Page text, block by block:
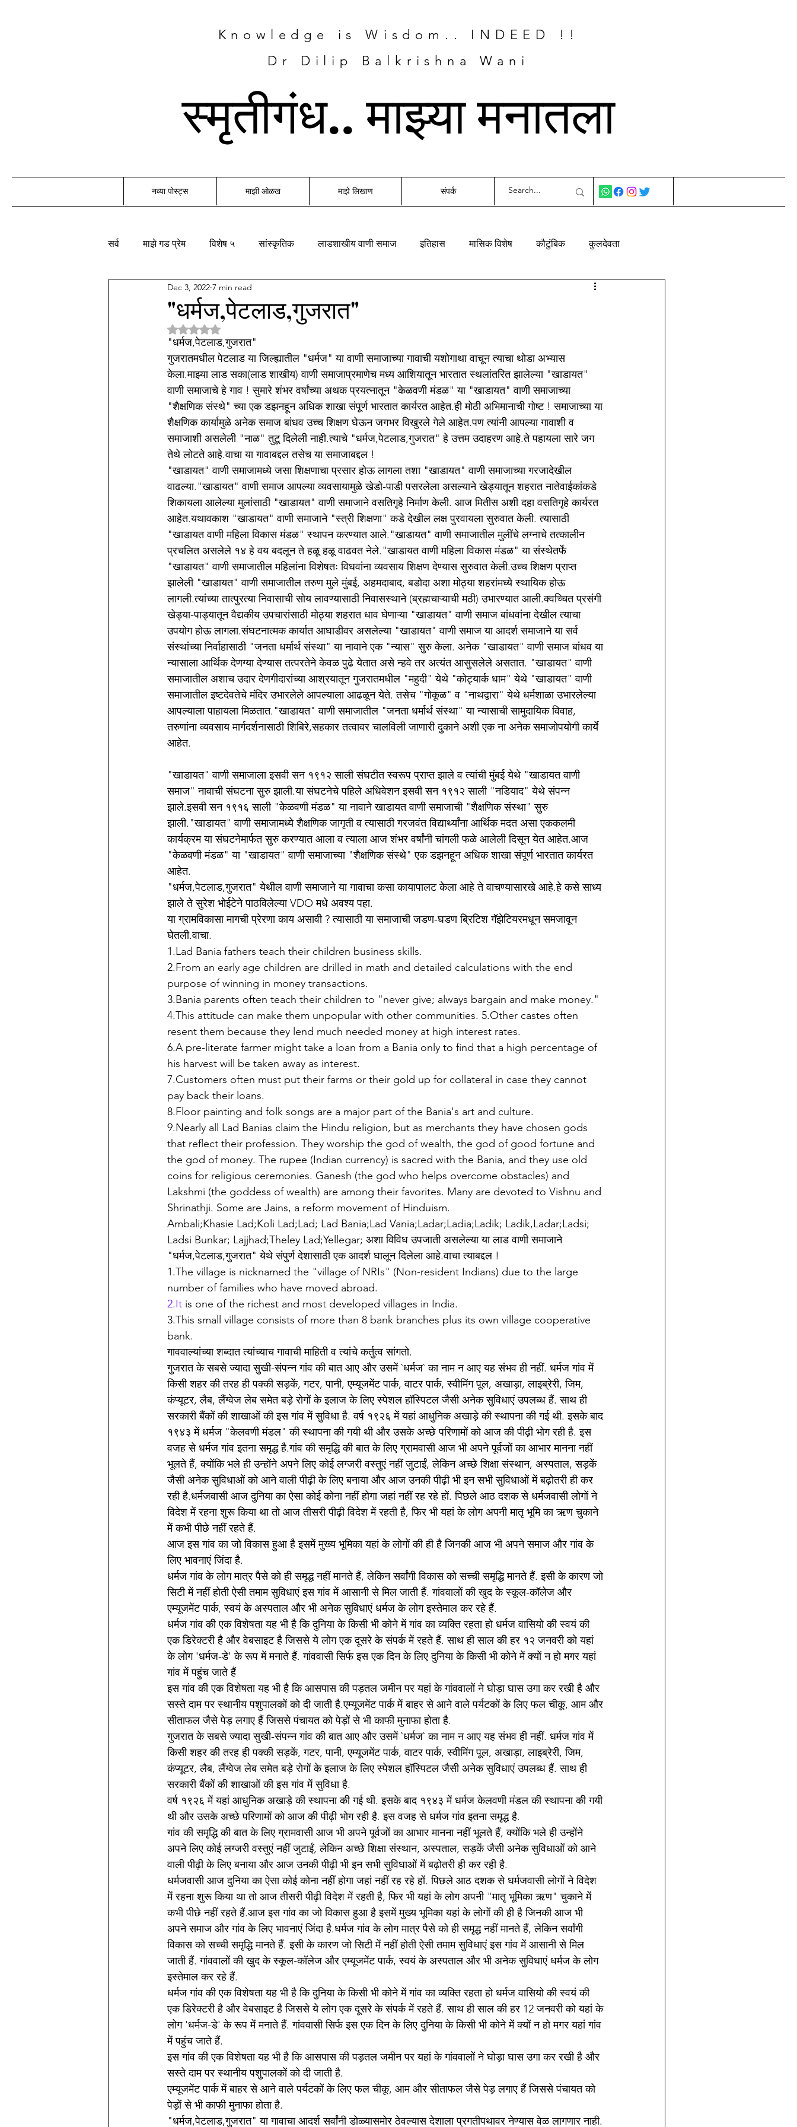
Knowledge is Wisdom.. INDEED !!
Dr Dilip Balkrishna Wani
स्मृतीगंध.. माझ्या मनातला
नव्या पोस्ट्स माझी ओळख माझे लिखाण संपर्क
सर्व माझे गड प्रेम विशेष ५ सांस्कृतिक लाडशाखीय वाणी समाज इतिहास मासिक विशेष कौटुंबिक कुलदेवता
अन्य वाणी समाज
पॅथाॅलाॅजी प्रॅक्टिस संगीत
"धर्मज,पेटलाड,गुजरात"
Dec 3, 2022 7 min read
Rated NaN out of 5 stars.
"धर्मज,पेटलाड,गुजरात"
गुजरातमधील पेटलाड या जिल्ह्यातील "धर्मज" या वाणी समाजाच्या गावाची यशोगाथा वाचून त्याचा थोडा अभ्यास
केला.माझ्या लाड सका(लाड शाखीय) वाणी समाजाप्रमाणेच मध्य आशियातून भारतात स्थलांतरित झालेल्या "खाडायत"
वाणी समाजाचे हे गाव ! सुमारे शंभर वर्षांच्या अथक प्रयत्नातून "केळवणी मंडळ" या "खाडायत" वाणी समाजाच्या
"शैक्षणिक संस्थे" च्या एक डझनहून अधिक शाखा संपूर्ण भारतात कार्यरत आहेत.ही मोठी अभिमानाची गोष्ट ! समाजाच्या या
शैक्षणिक कार्यामुळे अनेक समाज बांधव उच्च शिक्षण घेऊन जगभर विखुरले गेले आहेत.पण त्यांनी आपल्या गावाशी व
समाजाशी असलेली "नाळ" तुटू दिलेली नाही.त्याचे "धर्मज,पेटलाड,गुजरात" हे उत्तम उदाहरण आहे.ते पहायला सारे जग
तेथे लोटते आहे.वाचा या गावाबद्दल तसेच या समाजाबद्दल !
"खाडायत" वाणी समाजामध्ये जसा शिक्षणाचा प्रसार होऊ लागला तशा "खाडायत" वाणी समाजाच्या गरजादेखील
वाढल्या."खाडायत" वाणी समाज आपल्या व्यवसायामुळे खेडो-पाडी पसरलेला असल्याने खेड्यातून शहरात नातेवाईकांकडे
शिकायला आलेल्या मुलांसाठी "खाडायत" वाणी समाजाने वसतिगृहे निर्माण केली. आज मितीस अशी दहा वसतिगृहे कार्यरत
आहेत.यथावकाश "खाडायत" वाणी समाजाने "स्त्री शिक्षणा" कडे देखील लक्ष पुरवायला सुरुवात केली. त्यासाठी
"खाडायत वाणी महिला विकास मंडळ" स्थापन करण्यात आले."खाडायत" वाणी समाजातील मुलींचे लग्नाचे तत्कालीन
प्रचलित असलेले १४ हे वय बदलून ते हळू हळू वाढवत नेले."खाडायत वाणी महिला विकास मंडळ" या संस्थेतर्फे
"खाडायत" वाणी समाजातील महिलांना विशेषतः विधवांना व्यवसाय शिक्षण देण्यास सुरुवात केली.उच्च शिक्षण प्राप्त
झालेली "खाडायत" वाणी समाजातील तरुण मुले मुंबई, अहमदाबाद, बडोदा अशा मोठ्या शहरांमध्ये स्थायिक होऊ
लागली.त्यांच्या तात्पुरत्या निवासाची सोय लावण्यासाठी निवासस्थाने (ब्रह्मचाऱ्याची मठी) उभारण्यात आली.क्वच्चित प्रसंगी
खेड्या-पाड्यातून वैद्यकीय उपचारांसाठी मोठ्या शहरात धाव घेणाऱ्या "खाडायत" वाणी समाज बांधवांना देखील त्याचा
उपयोग होऊ लागला.संघटनात्मक कार्यात आघाडीवर असलेल्या "खाडायत" वाणी समाज या आदर्श समाजाने या सर्व
संस्थांच्या निर्वाहासाठी "जनता धर्मार्थ संस्था" या नावाने एक "न्यास" सुरु केला. अनेक "खाडायत" वाणी समाज बांधव या
न्यासाला आर्थिक देणग्या देण्यास तत्परतेने केवळ पुढे येतात असे न्हवे तर अत्यंत आसुसलेले असतात. "खाडायत" वाणी
समाजातील अशाच उदार देणगीदारांच्या आश्रयातून गुजरातमधील "महुदी" येथे "कोट्यार्क धाम" येथे "खाडायत" वाणी
समाजातील इष्टदेवतेचे मंदिर उभारलेले आपल्याला आढळून येते. तसेच "गोकूळ" व "नाथद्वारा" येथे धर्मशाळा उभारलेल्या
आपल्याला पाहायला मिळतात."खाडायत" वाणी समाजातील "जनता धर्मार्थ संस्था" या न्यासाची सामुदायिक विवाह,
तरुणांना व्यवसाय मार्गदर्शनासाठी शिबिरे,सहकार तत्वावर चालविली जाणारी दुकाने अशी एक ना अनेक समाजोपयोगी कार्ये
आहेत.
"खाडायत" वाणी समाजाला इसवी सन १९१२ साली संघटीत स्वरूप प्राप्त झाले व त्यांची मुंबई येथे "खाडायत वाणी
समाज" नावाची संघटना सुरु झाली.या संघटनेचे पहिले अधिवेशन इसवी सन १९१२ साली "नडियाद" येथे संपन्न
झाले.इसवी सन १९१६ साली "केळवणी मंडळ" या नावाने खाडायत वाणी समाजाची "शैक्षणिक संस्था" सुरु
झाली."खाडायत" वाणी समाजामध्ये शैक्षणिक जागृती व त्यासाठी गरजवंत विद्यार्थ्यांना आर्थिक मदत असा एककलमी
कार्यक्रम या संघटनेमार्फत सुरु करण्यात आला व त्याला आज शंभर वर्षांनी चांगली फळे आलेली दिसून येत आहेत.आज
"केळवणी मंडळ" या "खाडायत" वाणी समाजाच्या "शैक्षणिक संस्थे" एक डझनहून अधिक शाखा संपूर्ण भारतात कार्यरत
आहेत.
"धर्मज,पेटलाड,गुजरात" येथील वाणी समाजाने या गावाचा कसा कायापालट केला आहे ते वाचण्यासारखे आहे.हे कसे साध्य
झाले ते सुरेश भोईटेने पाठविलेल्या VDO मधे अवश्य पहा.
या ग्रामविकासा मागची प्रेरणा काय असावी ? त्यासाठी या समाजाची जडण-घडण ब्रिटिश गॅझेटियरमधून समजावून
घेतली.वाचा.
1.Lad Bania fathers teach their children business skills.
2.From an early age children are drilled in math and detailed calculations with the end
purpose of winning in money transactions.
3.Bania parents often teach their children to "never give; always bargain and make money."
4.This attitude can make them unpopular with other communities. 5.Other castes often
resent them because they lend much needed money at high interest rates.
6.A pre-literate farmer might take a loan from a Bania only to find that a high percentage of
his harvest will be taken away as interest.
7.Customers often must put their farms or their gold up for collateral in case they cannot
pay back their loans.
8.Floor painting and folk songs are a major part of the Bania's art and culture.
9.Nearly all Lad Banias claim the Hindu religion, but as merchants they have chosen gods
that reflect their profession. They worship the god of wealth, the god of good fortune and
the god of money. The rupee (Indian currency) is sacred with the Bania, and they use old
coins for religious ceremonies. Ganesh (the god who helps overcome obstacles) and
Lakshmi (the goddess of wealth) are among their favorites. Many are devoted to Vishnu and
Shrinathji. Some are Jains, a reform movement of Hinduism.
Ambali;Khasie Lad;Koli Lad;Lad; Lad Bania;Lad Vania;Ladar;Ladia;Ladik; Ladik,Ladar;Ladsi;
Ladsi Bunkar; Lajjhad;Theley Lad;Yellegar; अशा विविध उपजाती असलेल्या या लाड वाणी समाजाने
"धर्मज,पेटलाड,गुजरात" येथे संपुर्ण देशासाठी एक आदर्श घालून दिलेला आहे.वाचा त्याबद्दल !
1.The village is nicknamed the "village of NRIs" (Non-resident Indians) due to the large
number of families who have moved abroad.
2.It is one of the richest and most developed villages in India.
3.This small village consists of more than 8 bank branches plus its own village cooperative
bank.
गाववाल्यांच्या शब्दात त्यांच्याच गावाची माहिती व त्यांचे कर्तुत्व सांगतो.
गुजरात के सबसे ज्यादा सुखी-संपन्न गांव की बात आए और उसमें `धर्मज` का नाम न आए यह संभव ही नहीं. धर्मज गांव में
किसी शहर की तरह ही पक्की सड़कें, गटर, पानी, एम्यूजमेंट पार्क, वाटर पार्क, स्वीमिंग पूल, अखाड़ा, लाइब्रेरी, जिम,
कंप्यूटर, लैब, लैंग्वेज लेब समेत बड़े रोगों के इलाज के लिए स्पेशल हॉस्पिटल जैसी अनेक सुविधाएं उपलब्ध हैं. साथ ही
सरकारी बैंकों की शाखाओं की इस गांव में सुविधा है. वर्ष १९२६ में यहां आधुनिक अखाड़े की स्थापना की गई थी. इसके बाद
१९४३ में धर्मज "केलवणी मंडल" की स्थापना की गयी थी और उसके अच्छे परिणामों को आज की पीढ़ी भोग रही है. इस
वजह से धर्मज गांव इतना समृद्ध है.गांव की समृद्धि की बात के लिए ग्रामवासी आज भी अपने पूर्वजों का आभार मानना नहीं
भूलते हैं, क्योंकि भले ही उन्होंने अपने लिए कोई लग्जरी वस्तुएं नहीं जुटाईं, लेकिन अच्छे शिक्षा संस्थान, अस्पताल, सड़कें
जैसी अनेक सुविधाओं को आने वाली पीढ़ी के लिए बनाया और आज उनकी पीढ़ी भी इन सभी सुविधाओं में बढ़ोतरी ही कर
रही है.धर्मजवासी आज दुनिया का ऐसा कोई कोना नहीं होगा जहां नहीं रह रहे हों. पिछले आठ दशक से धर्मजवासी लोगों ने
विदेश में रहना शुरू किया था तो आज तीसरी पीढ़ी विदेश में रहती है, फिर भी यहां के लोग अपनी मातृ भूमि का ऋण चुकाने
में कभी पीछे नहीं रहते हैं.
आज इस गांव का जो विकास हुआ है इसमें मुख्य भूमिका यहां के लोगों की ही है जिनकी आज भी अपने समाज और गांव के
लिए भावनाएं जिंदा है.
धर्मज गांव के लोग मात्र पैसे को ही समृद्ध नहीं मानते हैं, लेकिन सर्वांगी विकास को सच्ची समृद्धि मानते हैं. इसी के कारण जो
सिटी में नहीं होती ऐसी तमाम सुविधाएं इस गांव में आसानी से मिल जाती हैं. गांववालों की खुद के स्कूल-कॉलेज और
एम्यूजमेंट पार्क, स्वयं के अस्पताल और भी अनेक सुविधाएं धर्मज के लोग इस्तेमाल कर रहे हैं.
धर्मज गांव की एक विशेषता यह भी है कि दुनिया के किसी भी कोने में गांव का व्यक्ति रहता हो धर्मज वासियो की स्वयं की
एक डिरेक्टरी है और वेबसाइट है जिससे ये लोग एक दूसरे के संपर्क में रहते हैं. साथ ही साल की हर १२ जनवरी को यहां
के लोग 'धर्मज-डे' के रूप में मनाते हैं. गांववासी सिर्फ इस एक दिन के लिए दुनिया के किसी भी कोने में क्यों न हो मगर यहां
गांव में पहुंच जाते हैं
इस गांव की एक विशेषता यह भी है कि आसपास की पड़तल जमीन पर यहां के गांववालों ने घोड़ा घास उगा कर रखी है और
सस्ते दाम पर स्थानीय पशुपालकों को दी जाती है.एम्यूजमेंट पार्क में बाहर से आने वाले पर्यटकों के लिए फल चीकू, आम और
सीताफल जैसे पेड़ लगाए हैं जिससे पंचायत को पेड़ों से भी काफी मुनाफा होता है.
गुजरात के सबसे ज्यादा सुखी-संपन्न गांव की बात आए और उसमें `धर्मज` का नाम न आए यह संभव ही नहीं. धर्मज गांव में
किसी शहर की तरह ही पक्की सड़कें, गटर, पानी, एम्यूजमेंट पार्क, वाटर पार्क, स्वीमिंग पूल, अखाड़ा, लाइब्रेरी, जिम,
कंप्यूटर, लैब, लैंग्वेज लेब समेत बड़े रोगों के इलाज के लिए स्पेशल हॉस्पिटल जैसी अनेक सुविधाएं उपलब्ध हैं. साथ ही
सरकारी बैंकों की शाखाओं की इस गांव में सुविधा है.
वर्ष १९२६ में यहां आधुनिक अखाड़े की स्थापना की गई थी. इसके बाद १९४३ में धर्मज केलवणी मंडल की स्थापना की गयी
थी और उसके अच्छे परिणामों को आज की पीढ़ी भोग रही है. इस वजह से धर्मज गांव इतना समृद्ध है.
गांव की समृद्धि की बात के लिए ग्रामवासी आज भी अपने पूर्वजों का आभार मानना नहीं भूलते हैं, क्योंकि भले ही उन्होंने
अपने लिए कोई लग्जरी वस्तुएं नहीं जुटाईं, लेकिन अच्छे शिक्षा संस्थान, अस्पताल, सड़कें जैसी अनेक सुविधाओं को आने
वाली पीढ़ी के लिए बनाया और आज उनकी पीढ़ी भी इन सभी सुविधाओं में बढ़ोतरी ही कर रही है.
धर्मजवासी आज दुनिया का ऐसा कोई कोना नहीं होगा जहां नहीं रह रहे हों. पिछले आठ दशक से धर्मजवासी लोगों ने विदेश
में रहना शुरू किया था तो आज तीसरी पीढ़ी विदेश में रहती है, फिर भी यहां के लोग अपनी "मातृ भूमिका ऋण" चुकाने में
कभी पीछे नहीं रहते हैं.आज इस गांव का जो विकास हुआ है इसमें मुख्य भूमिका यहां के लोगों की ही है जिनकी आज भी
अपने समाज और गांव के लिए भावनाएं जिंदा है.धर्मज गांव के लोग मात्र पैसे को ही समृद्ध नहीं मानते हैं, लेकिन सर्वांगी
विकास को सच्ची समृद्धि मानते हैं. इसी के कारण जो सिटी में नहीं होती ऐसी तमाम सुविधाएं इस गांव में आसानी से मिल
जाती हैं. गांववालों की खुद के स्कूल-कॉलेज और एम्यूजमेंट पार्क, स्वयं के अस्पताल और भी अनेक सुविधाएं धर्मज के लोग
इस्तेमाल कर रहे हैं.
धर्मज गांव की एक विशेषता यह भी है कि दुनिया के किसी भी कोने में गांव का व्यक्ति रहता हो धर्मज वासियो की स्वयं की
एक डिरेक्टरी है और वेबसाइट है जिससे ये लोग एक दूसरे के संपर्क में रहते हैं. साथ ही साल की हर 12 जनवरी को यहां के
लोग 'धर्मज-डे' के रूप में मनाते हैं. गांववासी सिर्फ इस एक दिन के लिए दुनिया के किसी भी कोने में क्यों न हो मगर यहां गांव
में पहुंच जाते हैं.
इस गांव की एक विशेषता यह भी है कि आसपास की पड़तल जमीन पर यहां के गांववालों ने घोड़ा घास उगा कर रखी है और
सस्ते दाम पर स्थानीय पशुपालकों को दी जाती है.
एम्यूजमेंट पार्क में बाहर से आने वाले पर्यटकों के लिए फल चीकू, आम और सीताफल जैसे पेड़ लगाए हैं जिससे पंचायत को
पेड़ों से भी काफी मुनाफा होता है.
"धर्मज,पेटलाड,गुजरात" या गावाचा आदर्श सर्वांनी डोळ्यासमोर ठेवल्यास देशाला प्रगतीपथावर नेण्यास वेळ लागणार नाही.